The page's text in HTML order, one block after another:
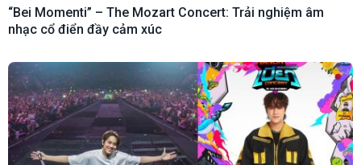
“Bei Momenti” – The Mozart Concert: Trải nghiệm âm
nhạc cổ điển đầy cảm xúc